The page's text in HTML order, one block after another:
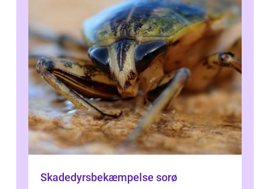
Skadedyrsbekæmpelse sorø